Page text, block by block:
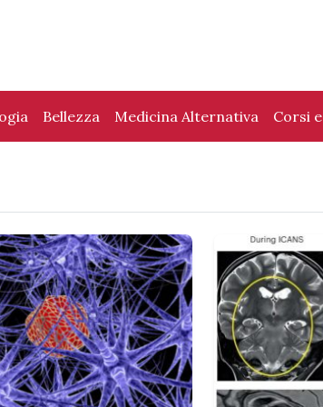
Bellezza Medicina Alternativa Corsi